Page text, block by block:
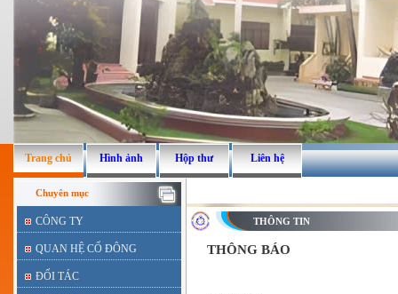
Trang chủ Hình ảnh Hộp thư Liên hệ
Chuyên mục
CÔNG TY
QUAN HỆ CỔ ĐÔNG
ĐỐI TÁC
THÔNG TIN
THÔNG BÁO